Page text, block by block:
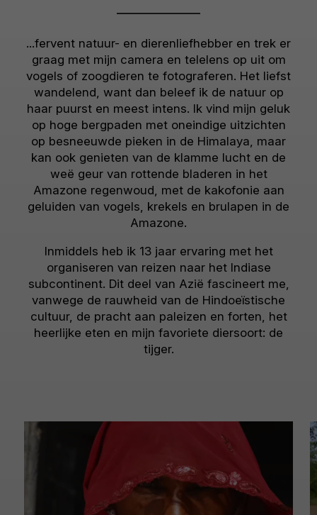
...fervent natuur- en dierenliefhebber en trek er
graag met mijn camera en telelens op uit om
vogels of zoogdieren te fotograferen. Het liefst
wandelend, want dan beleef ik de natuur op
haar puurst en meest intens. Ik vind mijn geluk
op hoge bergpaden met oneindige uitzichten
op besneeuwde pieken in de Himalaya, maar
kan ook genieten van de klamme lucht en de
weë geur van rottende bladeren in het
Amazone regenwoud, met de kakofonie aan
geluiden van vogels, krekels en brulapen in de
Amazone.
Inmiddels heb ik 13 jaar ervaring met het
organiseren van reizen naar het Indiase
subcontinent. Dit deel van Azië fascineert me,
vanwege de rauwheid van de Hindoeïstische
cultuur, de pracht aan paleizen en forten, het
heerlijke eten en mijn favoriete diersoort: de
tijger.